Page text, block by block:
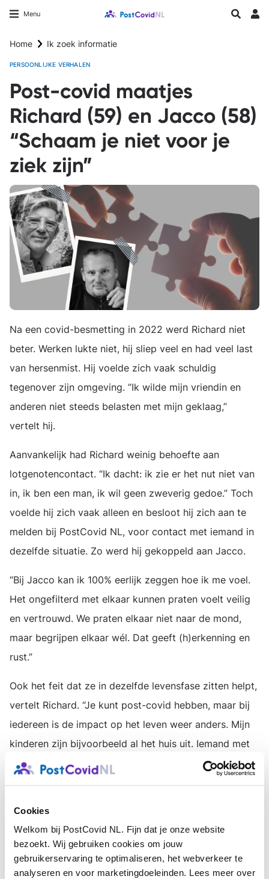
Cookies
Welkom bij PostCovid NL. Fijn dat je onze website
bezoekt. Wij gebruiken cookies om jouw
gebruikerservaring te optimaliseren, het webverkeer te
analyseren en voor marketingdoeleinden. Lees meer over
gaan
Menu Longfonds homepageZoeken
Home Ik zoek informatie
PERSOONLIJKE VERHALEN
Post-covid maatjes
Richard (59) en Jacco (58)
“Schaam je niet voor je
ziek zijn”
Na een covid-besmetting in 2022 werd Richard niet
beter. Werken lukte niet, hij sliep veel en had veel last
van hersenmist. Hij voelde zich vaak schuldig
tegenover zijn omgeving. “Ik wilde mijn vriendin en
anderen niet steeds belasten met mijn geklaag,”
vertelt hij.
Aanvankelijk had Richard weinig behoefte aan
lotgenotencontact. “Ik dacht: ik zie er het nut niet van
in, ik ben een man, ik wil geen zweverig gedoe.” Toch
voelde hij zich vaak alleen en besloot hij zich aan te
melden bij PostCovid NL, voor contact met iemand in
dezelfde situatie. Zo werd hij gekoppeld aan Jacco.
“Bij Jacco kan ik 100% eerlijk zeggen hoe ik me voel.
Het ongefilterd met elkaar kunnen praten voelt veilig
en vertrouwd. We praten elkaar niet naar de mond,
maar begrijpen elkaar wél. Dat geeft (h)erkenning en
rust.”
Ook het feit dat ze in dezelfde levensfase zitten helpt,
vertelt Richard. “Je kunt post-covid hebben, maar bij
iedereen is de impact op het leven weer anders. Mijn
kinderen zijn bijvoorbeeld al het huis uit. Iemand met
kleine kinderen staat waarschijnlijk voor heel andere
keuzes dan ik.”
De twee hebben regelmatig contact via WhatsApp:
soms dagelijks, nu meestal wekelijks. Afspreken is er
door hun wisselende gezondheid nog niet van
gekomen, maar dat komt volgens Richard vanzelf.